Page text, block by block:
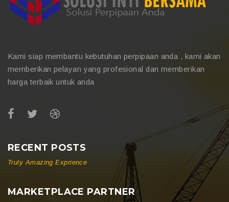
Kami siap membantu kebutuhan perpipaan anda , kami akan
memberikan pelayan yang profesional dan memberikan
harga terbaik untuk anda
RECENT POSTS
Truly Amazing Exprience
MARKETPLACE PARTNER